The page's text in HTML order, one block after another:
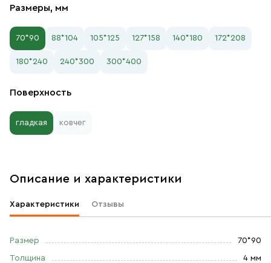
Размеры, мм
70*90 88*104 105*125 127*158 140*180 172*208
180*240 240*300 300*400
Поверхность
гладкая ковчег
Описание и характеристики
Характеристики Отзывы
Размер 70*90
Толщина 4 мм